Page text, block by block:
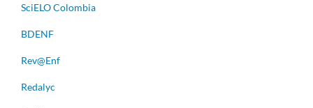
SciELO Colombia
BDENF
Rev@Enf
Redalyc